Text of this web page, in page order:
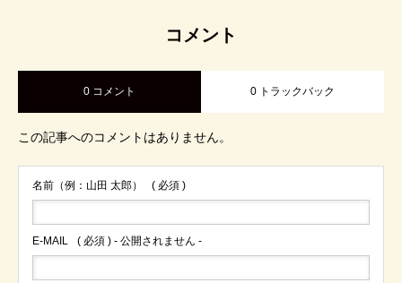
コメント
0 コメント 0 トラックバック
この記事へのコメントはありません。
名前（例：山田 太郎） ( 必須 )
E-MAIL ( 必須 ) - 公開されません -